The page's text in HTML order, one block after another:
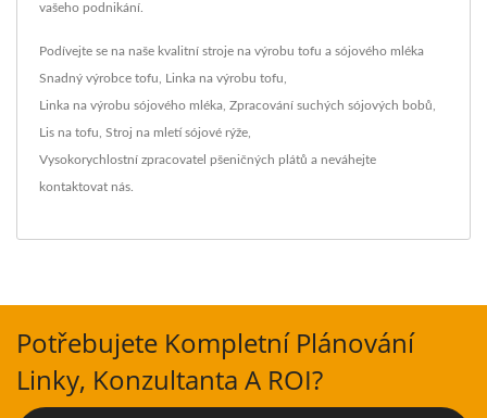
vašeho podnikání.
Podívejte se na naše kvalitní stroje na výrobu tofu a sójového mléka
Snadný výrobce tofu Linka na výrobu tofu
Linka na výrobu sójového mléka Zpracování suchých sójových bobů
Lis na tofu Stroj na mletí sójové rýže
Vysokorychlostní zpracovatel pšeničných plátů a neváhejte
kontaktovat nás
Potřebujete Kompletní Plánování
Linky, Konzultanta A ROI?